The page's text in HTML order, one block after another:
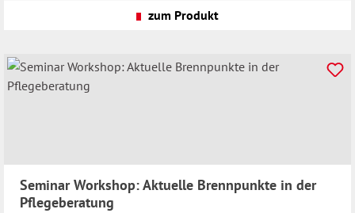
zum Produkt
Seminar Workshop: Aktuelle Brennpunkte in der
Pflegeberatung